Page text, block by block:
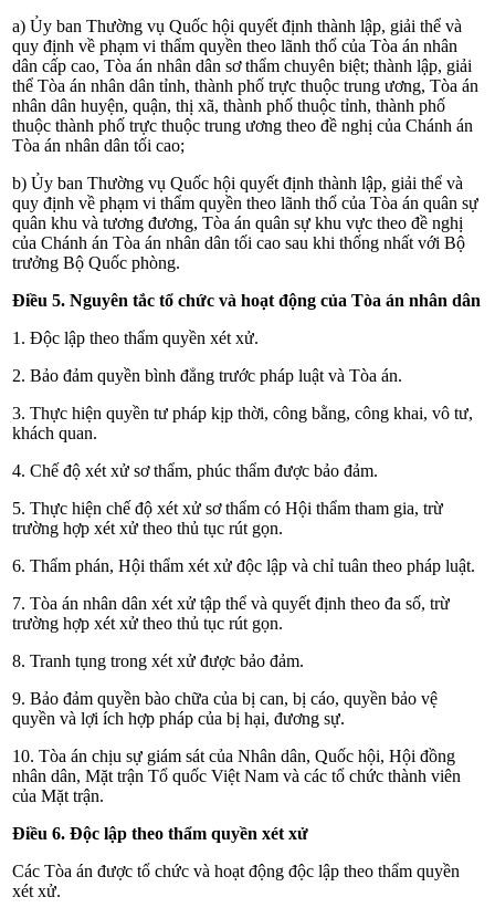
a) Ủy ban Thường vụ Quốc hội quyết định thành lập, giải thể và
quy định về phạm vi thẩm quyền theo lãnh thổ của Tòa án nhân
dân cấp cao, Tòa án nhân dân sơ thẩm chuyên biệt; thành lập, giải
thể Tòa án nhân dân tỉnh, thành phố trực thuộc trung ương, Tòa án
nhân dân huyện, quận, thị xã, thành phố thuộc tỉnh, thành phố
thuộc thành phố trực thuộc trung ương theo đề nghị của Chánh án
Tòa án nhân dân tối cao;
b) Ủy ban Thường vụ Quốc hội quyết định thành lập, giải thể và
quy định về phạm vi thẩm quyền theo lãnh thổ của Tòa án quân sự
quân khu và tương đương, Tòa án quân sự khu vực theo đề nghị
của Chánh án Tòa án nhân dân tối cao sau khi thống nhất với Bộ
trưởng Bộ Quốc phòng.
Điều 5. Nguyên tắc tổ chức và hoạt động của Tòa án nhân dân
1. Độc lập theo thẩm quyền xét xử.
2. Bảo đảm quyền bình đẳng trước pháp luật và Tòa án.
3. Thực hiện quyền tư pháp kịp thời, công bằng, công khai, vô tư,
khách quan.
4. Chế độ xét xử sơ thẩm, phúc thẩm được bảo đảm.
5. Thực hiện chế độ xét xử sơ thẩm có Hội thẩm tham gia, trừ
trường hợp xét xử theo thủ tục rút gọn.
6. Thẩm phán, Hội thẩm xét xử độc lập và chỉ tuân theo pháp luật.
7. Tòa án nhân dân xét xử tập thể và quyết định theo đa số, trừ
trường hợp xét xử theo thủ tục rút gọn.
8. Tranh tụng trong xét xử được bảo đảm.
9. Bảo đảm quyền bào chữa của bị can, bị cáo, quyền bảo vệ
quyền và lợi ích hợp pháp của bị hại, đương sự.
10. Tòa án chịu sự giám sát của Nhân dân, Quốc hội, Hội đồng
nhân dân, Mặt trận Tổ quốc Việt Nam và các tổ chức thành viên
của Mặt trận.
Điều 6. Độc lập theo thẩm quyền xét xử
Các Tòa án được tổ chức và hoạt động độc lập theo thẩm quyền
xét xử.